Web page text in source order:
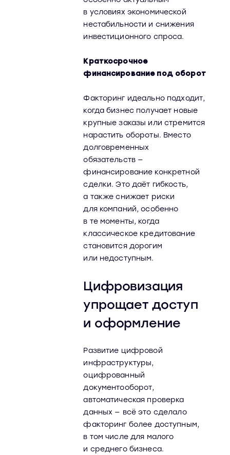
в условиях экономической
нестабильности и снижения
инвестиционного спроса.
Краткосрочное
финансирование под оборот
Факторинг идеально подходит,
когда бизнес получает новые
крупные заказы или стремится
нарастить обороты. Вместо
долговременных
обязательств —
финансирование конкретной
сделки. Это даёт гибкость,
а также снижает риски
для компаний, особенно
в те моменты, когда
классическое кредитование
становится дорогим
или недоступным.
Цифровизация
упрощает доступ
и оформление
Развитие цифровой
инфраструктуры,
оцифрованный
документооборот,
автоматическая проверка
данных — всё это сделало
факторинг более доступным,
в том числе для малого
и среднего бизнеса.